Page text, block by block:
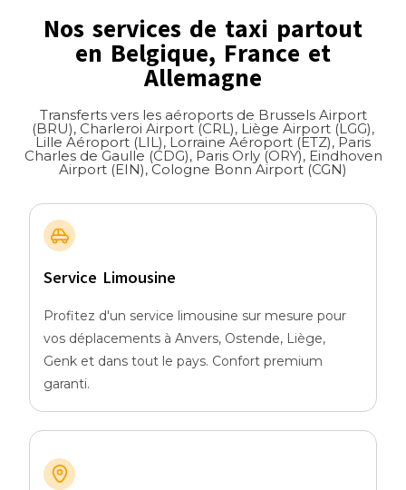
Nos services de taxi partout
en Belgique, France et
Allemagne
Transferts vers les aéroports de Brussels Airport
(BRU), Charleroi Airport (CRL), Liège Airport (LGG),
Lille Aéroport (LIL), Lorraine Aéroport (ETZ), Paris
Charles de Gaulle (CDG), Paris Orly (ORY), Eindhoven
Airport (EIN), Cologne Bonn Airport (CGN)
Service Limousine
Profitez d'un service limousine sur mesure pour
vos déplacements à Anvers, Ostende, Liège,
Genk et dans tout le pays. Confort premium
garanti.